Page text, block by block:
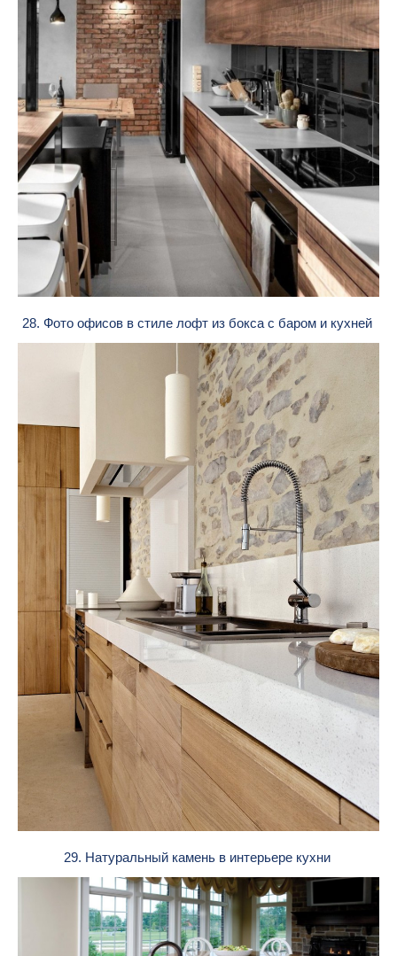
28. Фото офисов в стиле лофт из бокса с баром и кухней
29. Натуральный камень в интерьере кухни